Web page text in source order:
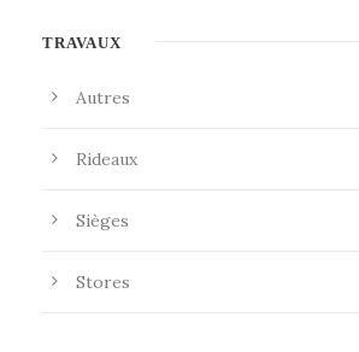
TRAVAUX
Autres
Rideaux
Sièges
Stores